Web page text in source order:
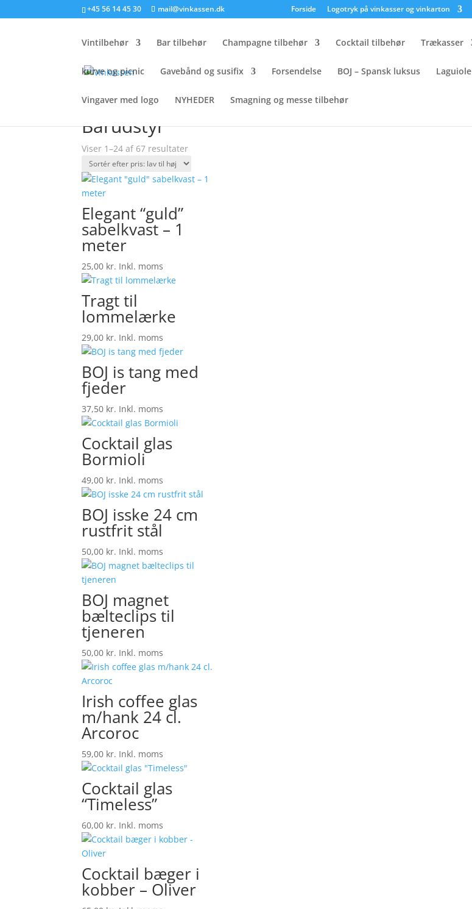
+45 56 14 45 30 mail@vinkassen.dk Forside Logotryk på vinkasser og vinkarton
Vintilbehør Bar tilbehør Champagne tilbehør Cocktail tilbehør Trækasser
kurve og picnic Gavebånd og susifix Forsendelse BOJ – Spansk luksus
Vingaver med logo NYHEDER Smagning og messe tilbehør
×
Barudstyr
Viser 1–24 af 67 resultaterSorteret
efter
pris:
Elegant “guld”
sabelkvast – 1
meter
25,00 kr. Inkl. moms
Tragt til
lommelærke
29,00 kr. Inkl. moms
BOJ is tang med
fjeder
37,50 kr. Inkl. moms
Cocktail glas
Bormioli
49,00 kr. Inkl. moms
BOJ isske 24 cm
rustfrit stål
50,00 kr. Inkl. moms
BOJ magnet
bælteclips til
tjeneren
50,00 kr. Inkl. moms
Irish coffee glas
m/hank 24 cl.
Arcoroc
59,00 kr. Inkl. moms
Cocktail glas
“Timeless”
60,00 kr. Inkl. moms
Cocktail bæger i
kobber – Oliver